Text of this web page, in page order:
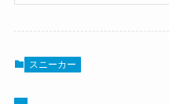
スニーカー